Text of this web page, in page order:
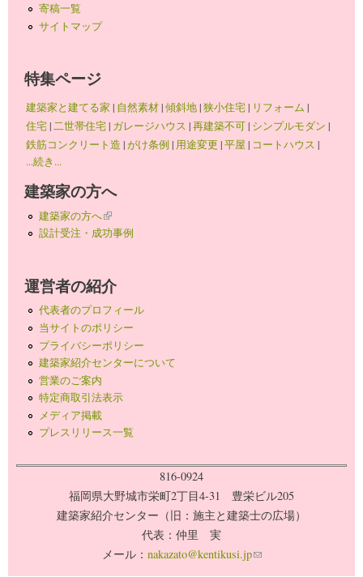
寄稿一覧
サイトマップ
特集ページ
建築家と建てる家 | 自然素材|傾斜地|狭小住宅| リフォーム |
住宅|二世帯住宅| ガレージハウス |再建築不可| シンプルモダン |
鉄筋コンクリート造 |がけ条例 | 用途変更 |平屋 | コートハウス |
...続き...
建築家の方へ
建築家の方へ(link is external)
設計受注・成功事例
運営者の紹介
代表者のプロフィール
当サイトのポリシー
プライバシーポリシー
建築家紹介センターについて
営業のご案内
特定商取引法表示
メディア掲載
プレスリリース一覧
816-0924
福岡県大野城市栄町2丁目4-31 豊栄ビル205
建築家紹介センター（旧：施主と建築士の広場）
代表：仲里 実
メール： nakazato@kentikusi.jp(link sends e-mail)